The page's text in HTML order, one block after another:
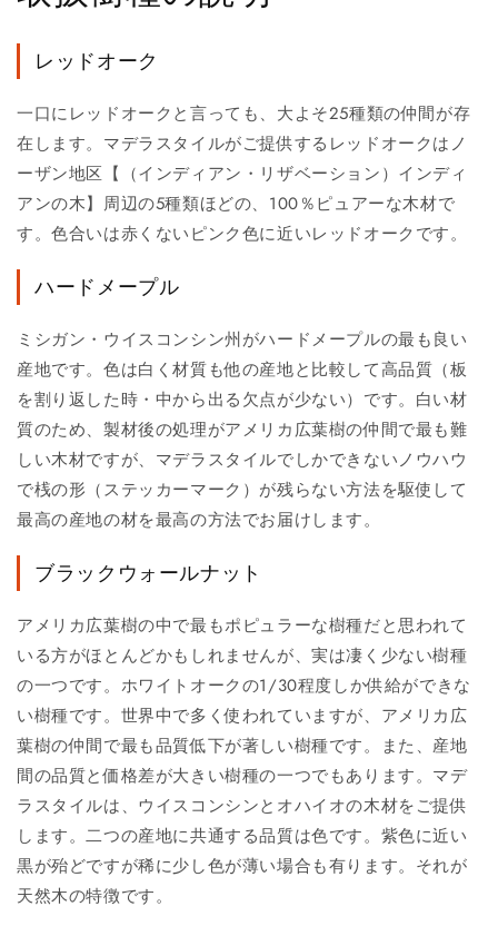
レッドオーク
一口にレッドオークと言っても、大よそ25種類の仲間が存
在します。マデラスタイルがご提供するレッドオークはノ
ーザン地区【（インディアン・リザベーション）インディ
アンの木】周辺の5種類ほどの、100％ピュアーな木材で
す。色合いは赤くないピンク色に近いレッドオークです。
ハードメープル
ミシガン・ウイスコンシン州がハードメープルの最も良い
産地です。色は白く材質も他の産地と比較して高品質（板
を割り返した時・中から出る欠点が少ない）です。白い材
質のため、製材後の処理がアメリカ広葉樹の仲間で最も難
しい木材ですが、マデラスタイルでしかできないノウハウ
で桟の形（ステッカーマーク）が残らない方法を駆使して
最高の産地の材を最高の方法でお届けします。
ブラックウォールナット
アメリカ広葉樹の中で最もポピュラーな樹種だと思われて
いる方がほとんどかもしれませんが、実は凄く少ない樹種
の一つです。ホワイトオークの1/30程度しか供給ができな
い樹種です。世界中で多く使われていますが、アメリカ広
葉樹の仲間で最も品質低下が著しい樹種です。また、産地
間の品質と価格差が大きい樹種の一つでもあります。マデ
ラスタイルは、ウイスコンシンとオハイオの木材をご提供
します。二つの産地に共通する品質は色です。紫色に近い
黒が殆どですが稀に少し色が薄い場合も有ります。それが
天然木の特徴です。